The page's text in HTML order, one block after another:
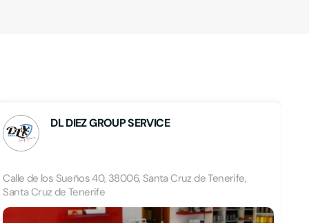
DL DIEZ GROUP SERVICE
Calle de los Sueños 40, 38006, Santa Cruz de Tenerife,
Santa Cruz de Tenerife